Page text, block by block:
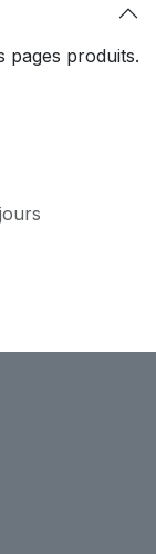
pages produits.